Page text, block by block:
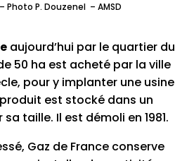
Photo P. Douzenel – AMSD
aujourd’hui par le quartier du
50 ha est acheté par la ville
pour y implanter une usine
produit est stocké dans un
taille. Il est démoli en 1981.
Gaz de France conserve